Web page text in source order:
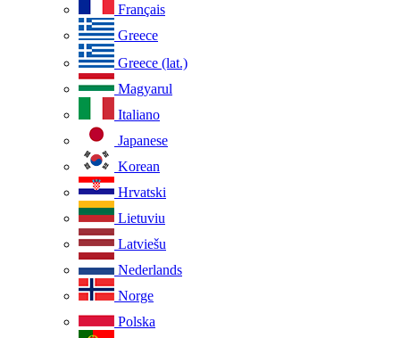
Français
Greece
Greece (lat.)
Magyarul
Italiano
Japanese
Korean
Hrvatski
Lietuviu
Latviešu
Nederlands
Norge
Polska